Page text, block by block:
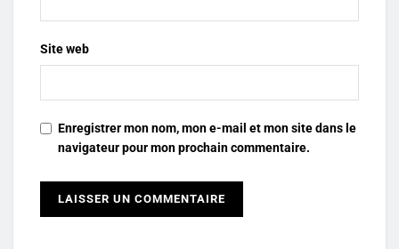
Site web
Enregistrer mon nom, mon e-mail et mon site dans le
navigateur pour mon prochain commentaire.